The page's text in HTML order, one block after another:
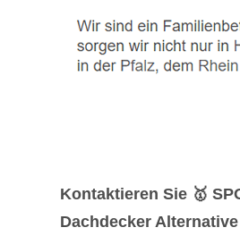
Kontaktieren Sie 🥇
Dachdecker